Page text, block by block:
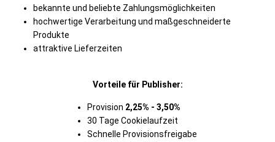
bekannte und beliebte Zahlungsmöglichkeiten
hochwertige Verarbeitung und maßgeschneiderte
Produkte
attraktive Lieferzeiten
Vorteile für Publisher:
Provision 2,25% - 3,50%
30 Tage Cookielaufzeit
Schnelle Provisionsfreigabe